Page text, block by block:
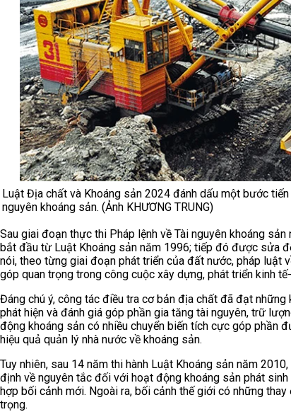
Luật Địa chất và Khoáng sản 2024 đánh dấu một bước
nguyên khoáng sản. (Ảnh KHƯƠNG TRUNG)
Sau giai đoạn thực thi Pháp lệnh về Tài nguyên khoáng
bắt đầu từ Luật Khoáng sản năm 1996; tiếp đó được sửa
nói, theo từng giai đoạn phát triển của đất nước, pháp luật
góp quan trọng trong công cuộc xây dựng, phát triển kinh
Đáng chú ý, công tác điều tra cơ bản địa chất đã đạt
phát hiện và đánh giá góp phần gia tăng tài nguyên, trữ
động khoáng sản có nhiều chuyển biến tích cực góp phần
hiệu quả quản lý nhà nước về khoáng sản.
Tuy nhiên, sau 14 năm thi hành Luật Khoáng sản năm
định về nguyên tắc đối với hoạt động khoáng sản phát
hợp bối cảnh mới. Ngoài ra, bối cảnh thế giới có những
trọng.